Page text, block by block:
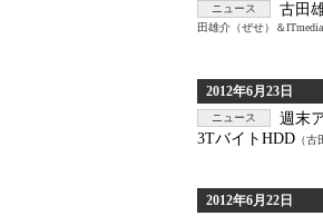
ニュース 古田
田雄介（ぜせ）＆
2012年6月23日
ニュース 週末
3TバイトHDD （
2012年6月22日